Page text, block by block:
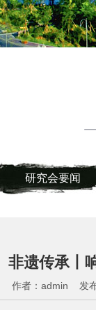
研究会要闻
非遗传承丨
作者： admin 发